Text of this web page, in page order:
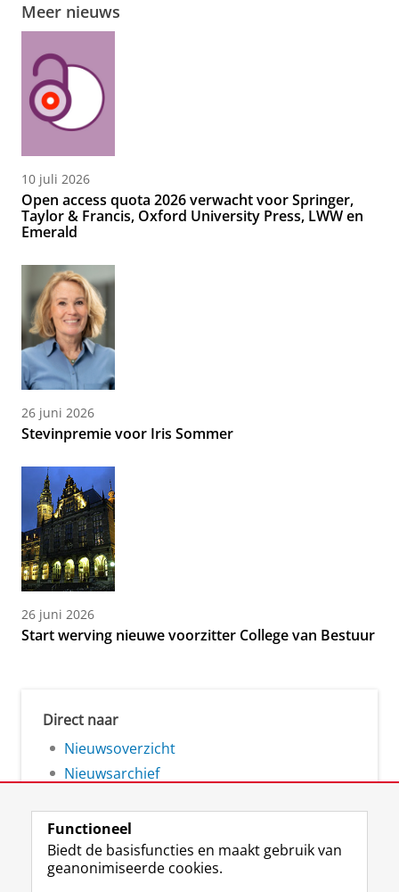
Meer nieuws
10 juli 2026
Open access quota 2026 verwacht voor Springer,
Taylor & Francis, Oxford University Press, LWW en
Emerald
26 juni 2026
Stevinpremie voor Iris Sommer
26 juni 2026
Start werving nieuwe voorzitter College van Bestuur
Direct naar
Nieuwsoverzicht
Nieuwsarchief
Functioneel
Biedt de basisfuncties en maakt gebruik van
geanonimiseerde cookies.